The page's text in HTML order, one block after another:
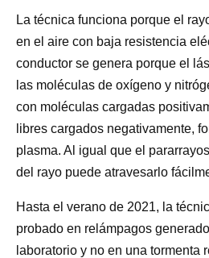
La técnica funciona porque el
en el aire con baja resistencia
conductor se genera porque el
las moléculas de oxígeno y
con moléculas cargadas
libres cargados negativamente,
plasma. Al igual que el
del rayo puede atravesarlo
Hasta el verano de 2021, la
probado en relámpagos
laboratorio y no en una tormenta